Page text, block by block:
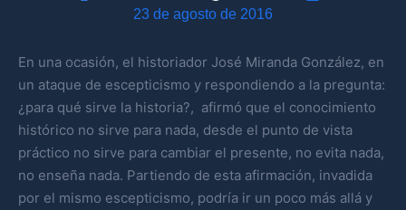
23 de agosto de 2016
En una ocasión, el historiador José Miranda González, en
un ataque de escepticismo y respondiendo a la pregunta:
¿para qué sirve la historia?, afirmó que el conocimiento
histórico no sirve para nada, desde el punto de vista
práctico no sirve para cambiar el presente, no evita nada,
no enseña nada. Partiendo de esta afirmación, invadida
por el mismo escepticismo, podría ir un poco más allá y